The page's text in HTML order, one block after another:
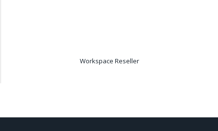
Workspace Reseller